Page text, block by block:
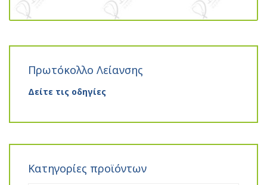
Πρωτόκολλο Λείανσης
Δείτε τις οδηγίες
Κατηγορίες προϊόντων